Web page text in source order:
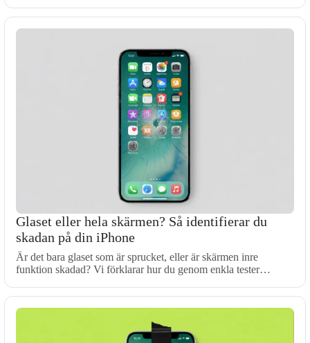
Glaset eller hela skärmen? Så identifierar du
skadan på din iPhone
Är det bara glaset som är sprucket, eller är skärmen inre
funktion skadad? Vi förklarar hur du genom enkla tester…